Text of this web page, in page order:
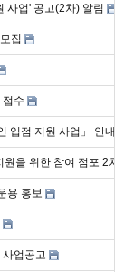
사업' 공고(2차) 알림
집
수
입점 지원 사업」 안내
을 위한 참여 점포 2차
용 홍보
업공고